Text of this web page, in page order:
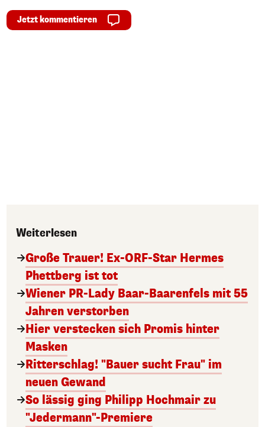
Jetzt kommentieren
Weiterlesen
Große Trauer! Ex-ORF-Star Hermes
Phettberg ist tot
Wiener PR-Lady Baar-Baarenfels mit 55
Jahren verstorben
Hier verstecken sich Promis hinter
Masken
Ritterschlag! "Bauer sucht Frau" im
neuen Gewand
So lässig ging Philipp Hochmair zu
"Jedermann"-Premiere